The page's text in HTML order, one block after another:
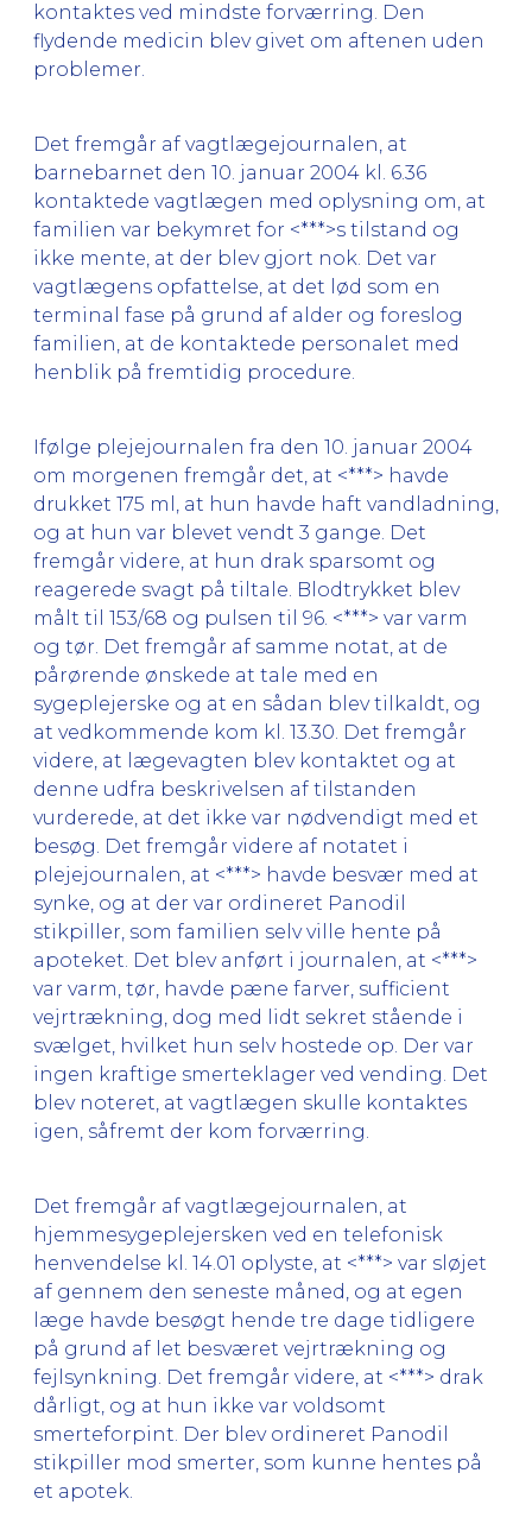
kontaktes ved mindste forværring. Den
flydende medicin blev givet om aftenen uden
problemer.
Det fremgår af vagtlægejournalen, at
barnebarnet den 10. januar 2004 kl. 6.36
kontaktede vagtlægen med oplysning om, at
familien var bekymret for <***>s tilstand og
ikke mente, at der blev gjort nok. Det var
vagtlægens opfattelse, at det lød som en
terminal fase på grund af alder og foreslog
familien, at de kontaktede personalet med
henblik på fremtidig procedure.
Ifølge plejejournalen fra den 10. januar 2004
om morgenen fremgår det, at <***> havde
drukket 175 ml, at hun havde haft vandladning,
og at hun var blevet vendt 3 gange. Det
fremgår videre, at hun drak sparsomt og
reagerede svagt på tiltale. Blodtrykket blev
målt til 153/68 og pulsen til 96. <***> var varm
og tør. Det fremgår af samme notat, at de
pårørende ønskede at tale med en
sygeplejerske og at en sådan blev tilkaldt, og
at vedkommende kom kl. 13.30. Det fremgår
videre, at lægevagten blev kontaktet og at
denne udfra beskrivelsen af tilstanden
vurderede, at det ikke var nødvendigt med et
besøg. Det fremgår videre af notatet i
plejejournalen, at <***> havde besvær med at
synke, og at der var ordineret Panodil
stikpiller, som familien selv ville hente på
apoteket. Det blev anført i journalen, at <***>
var varm, tør, havde pæne farver, sufficient
vejrtrækning, dog med lidt sekret stående i
svælget, hvilket hun selv hostede op. Der var
ingen kraftige smerteklager ved vending. Det
blev noteret, at vagtlægen skulle kontaktes
igen, såfremt der kom forværring.
Det fremgår af vagtlægejournalen, at
hjemmesygeplejersken ved en telefonisk
henvendelse kl. 14.01 oplyste, at <***> var sløjet
af gennem den seneste måned, og at egen
læge havde besøgt hende tre dage tidligere
på grund af let besværet vejrtrækning og
fejlsynkning. Det fremgår videre, at <***> drak
dårligt, og at hun ikke var voldsomt
smerteforpint. Der blev ordineret Panodil
stikpiller mod smerter, som kunne hentes på
et apotek.